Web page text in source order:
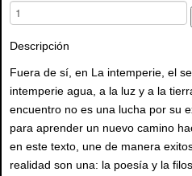
Descripción
Fuera de sí, en La intemperie, el
intemperie agua, a la luz y a la
encuentro no es una lucha por su
para aprender un nuevo camino
en este texto, une de manera
realidad son una: la poesía y la